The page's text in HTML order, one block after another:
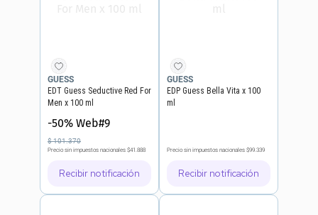
GUESS
EDT Guess Seductive Red For
Men x 100 ml
-50% Web#9
$101.370
Precio sin impuestos nacionales $41.888
Recibir notificación
GUESS
EDP Guess Bella Vita x 100
ml
Precio sin impuestos nacionales $99.339
Recibir notificación